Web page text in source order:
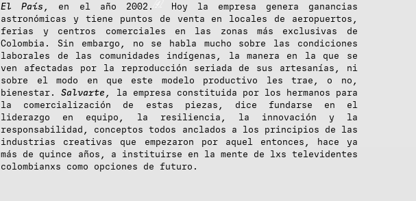
El País , en el año 2002.
Hoy la empresa genera ganancias
astronómicas y tiene puntos de venta en locales de aeropuertos,
ferias y centros comerciales en las zonas más exclusivas de
Colombia. Sin embargo, no se habla mucho sobre las condiciones
laborales de las comunidades indígenas, la manera en la que se
ven afectadas por la reproducción seriada de sus artesanías, ni
sobre el modo en que este modelo productivo les trae, o no,
bienestar.Salvarte , la empresa constituida por los hermanos para
la comercialización de estas piezas, dice fundarse en el
liderazgo en equipo, la resiliencia, la innovación y la
responsabilidad, conceptos todos anclados a los principios de las
industrias creativas que empezaron por aquel entonces, hace ya
más de quince años, a instituirse en la mente de lxs televidentes
colombianxs como opciones de futuro.